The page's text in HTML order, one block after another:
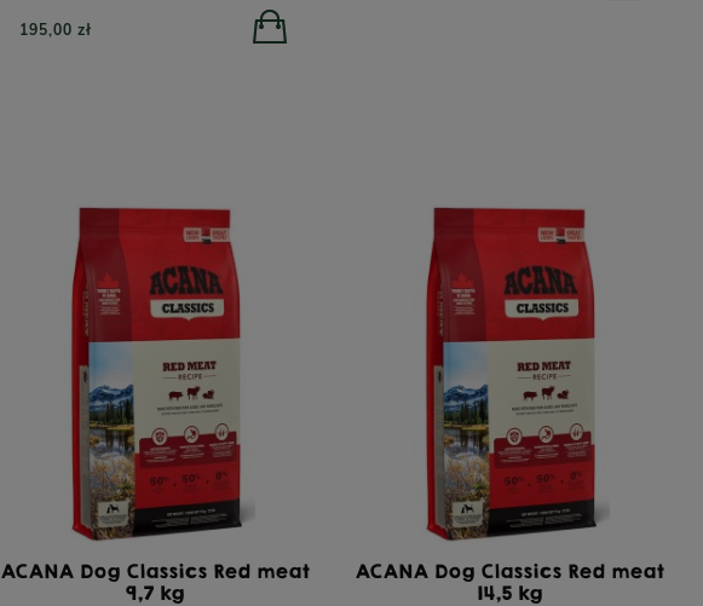
195,00 zł
ACANA Dog Classics Red meat
9,7 kg
ACANA Dog Classics Red meat
14,5 kg